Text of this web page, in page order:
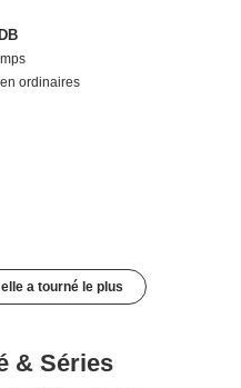
ordinaires
a tourné le plus
& Séries